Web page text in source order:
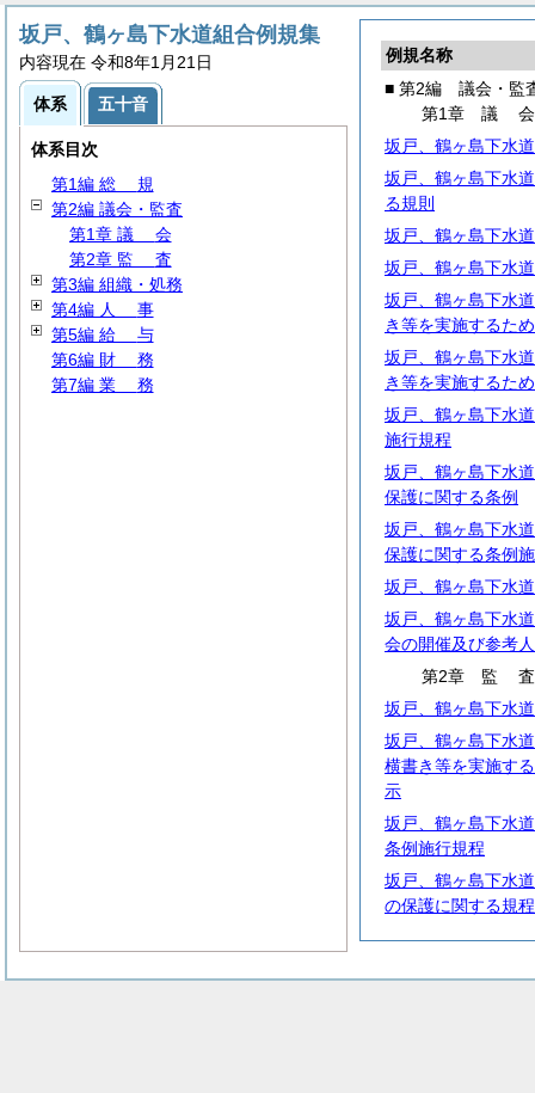
例規名称
■ 第2編 議会・監
第1章 議会
坂戸、鶴ヶ島下水
坂戸、鶴ヶ島下水
る規則
坂戸、鶴ヶ島下水
坂戸、鶴ヶ島下水
坂戸、鶴ヶ島下水
き等を実施するた
坂戸、鶴ヶ島下水
き等を実施するた
坂戸、鶴ヶ島下水
施行規程
坂戸、鶴ヶ島下水
保護に関する条例
坂戸、鶴ヶ島下水
保護に関する条例
坂戸、鶴ヶ島下水
坂戸、鶴ヶ島下水
会の開催及び参考
第2章 監査
坂戸、鶴ヶ島下水
坂戸、鶴ヶ島下水
横書き等を実施す
示
坂戸、鶴ヶ島下水
条例施行規程
坂戸、鶴ヶ島下水
の保護に関する規程
坂戸、鶴ヶ島下水道組合例規集
内容現在 令和8年1月21日
体系 五十音
体系目次
第1編 総 規
第2編 議会・監査
第1章 議 会
第2章 監 査
第3編 組織・処務
第4編 人 事
第5編 給 与
第6編 財 務
第7編 業 務